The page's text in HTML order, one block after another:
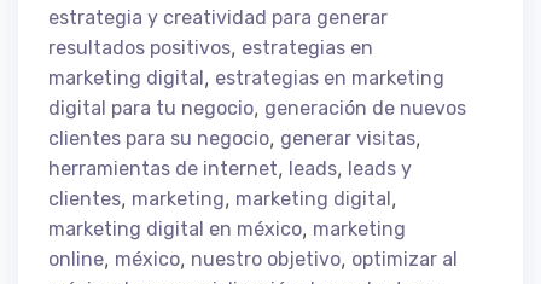
estrategia y creatividad para generar
resultados positivos, estrategias en
marketing digital, estrategias en marketing
digital para tu negocio, generación de nuevos
clientes para su negocio, generar visitas,
herramientas de internet, leads, leads y
clientes, marketing, marketing digital,
marketing digital en méxico, marketing
online, méxico, nuestro objetivo, optimizar al